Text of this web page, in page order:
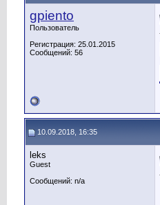
gpiento
Пользователь
Регистрация: 25.01.2015
Сообщений: 56
10.09.2018, 16:35
leks
Guest
Сообщений: n/a